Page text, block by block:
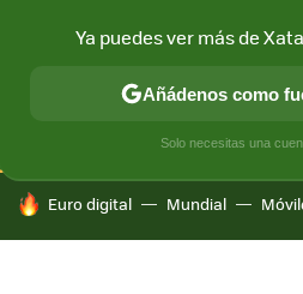
CONECTIVIDAD MÓVIL Y
HOY SE HABLA DE
Euro digital Mundial
Ya puedes ver más de
Añádenos como
Solo necesitas una